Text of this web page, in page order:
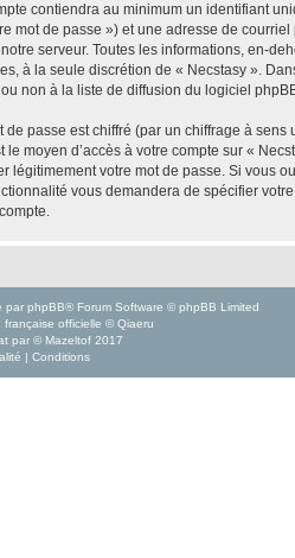
contiendra au minimum un identifiant
mot de passe ») et une adresse de
serveur. Toutes les informations, en-
à la seule discrétion de « Necstasy ».
non à la liste de diffusion du logiciel
de passe est chiffré (par un chiffrage à
le moyen d’accès à votre compte sur «
légitimement votre mot de passe. Si vous
vous demandera de spécifier
par phpBB® Forum Software © phpBB Limited
française officielle © Qiaeru
par © Mazeltof 2017
| Conditions